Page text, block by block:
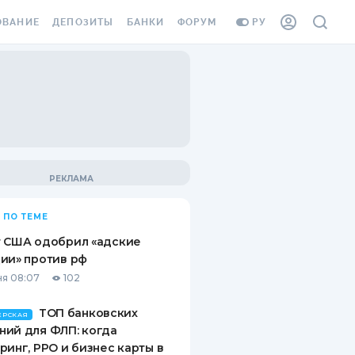
РУ
ВИНЬЕТКА
СОТРУДНИКОВ
ОТ
СЛУЧАЕВ
ДЕПОЗИТЫ
ВОПРОСЫ И ОТВЕТЫ
ДЕПОЗИТНЫЙ КАЛЬКУЛЯТОР
ПУТЕВОДИТЕЛИ ПО
БАНКИ ФОРУМ
ПО ТЕМЕ
США одобрил «адские
против рф
08:07 102
ТОП банковских
для ФЛП: когда
РРО и бизнес карты в